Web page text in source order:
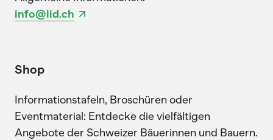
info@lid.ch
Shop
Informationstafeln, Broschüren oder
Eventmaterial: Entdecke die vielfältigen
Angebote der Schweizer Bäuerinnen und Bauern.